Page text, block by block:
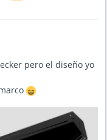
pero el diseño yo